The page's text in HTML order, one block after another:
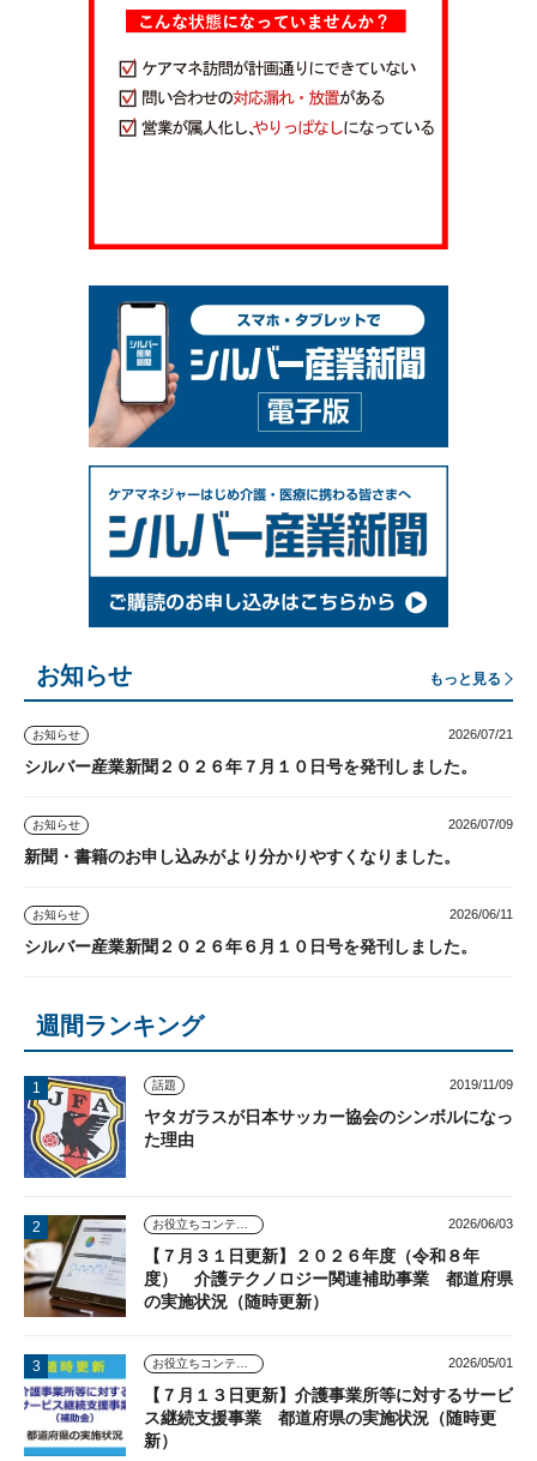
お知らせ もっと見る
お知らせ 2026/07/21
シルバー産業新聞２０２６年７月１０日号を発刊しました。
お知らせ 2026/07/09
新聞・書籍のお申し込みがより分かりやすくなりました。
お知らせ 2026/06/11
シルバー産業新聞２０２６年６月１０日号を発刊しました。
週間ランキング
話題 2019/11/09
ヤタガラスが日本サッカー協会のシンボルになっ
た理由
お役立ちコンテンツ 2026/06/03
【７月３１日更新】２０２６年度（令和８年
度） 介護テクノロジー関連補助事業 都道府県
の実施状況（随時更新）
お役立ちコンテンツ 2026/05/01
【７月１３日更新】介護事業所等に対するサービ
ス継続支援事業 都道府県の実施状況（随時更
新）